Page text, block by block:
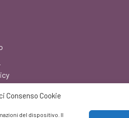
Consenso Cookie
del dispositivo. Il